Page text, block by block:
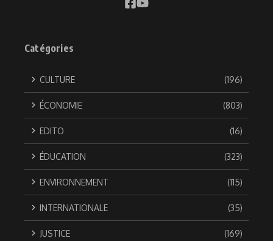
Catégories
CULTURE (196)
ÉCONOMIE (803)
EDITO (16)
ÉDUCATION (323)
ENVIRONNEMENT (115)
INTERNATIONALE (35)
JUSTICE (169)